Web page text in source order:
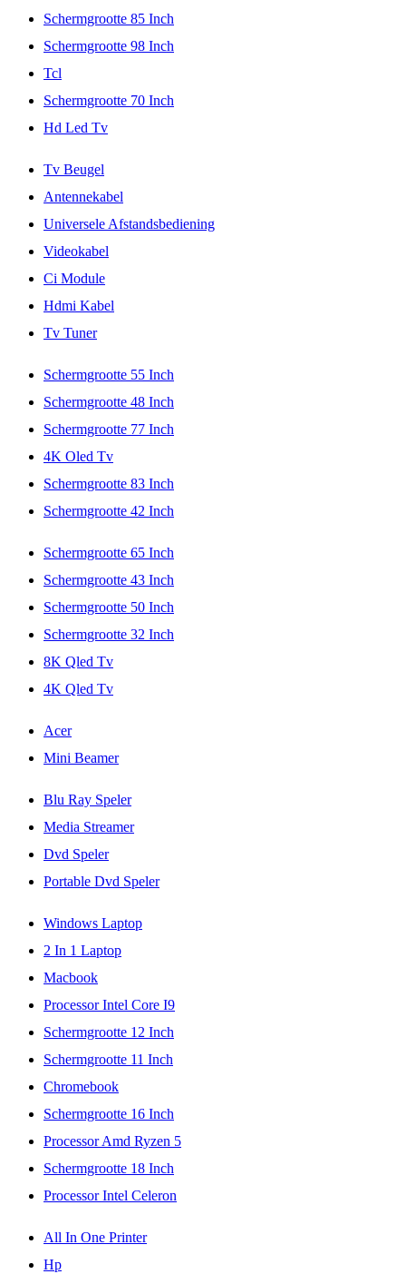
Schermgrootte 85 Inch
Schermgrootte 98 Inch
Tcl
Schermgrootte 70 Inch
Hd Led Tv
Tv Beugel
Antennekabel
Universele Afstandsbediening
Videokabel
Ci Module
Hdmi Kabel
Tv Tuner
Schermgrootte 55 Inch
Schermgrootte 48 Inch
Schermgrootte 77 Inch
4K Oled Tv
Schermgrootte 83 Inch
Schermgrootte 42 Inch
Schermgrootte 65 Inch
Schermgrootte 43 Inch
Schermgrootte 50 Inch
Schermgrootte 32 Inch
8K Qled Tv
4K Qled Tv
Acer
Mini Beamer
Blu Ray Speler
Media Streamer
Dvd Speler
Portable Dvd Speler
Windows Laptop
2 In 1 Laptop
Macbook
Processor Intel Core I9
Schermgrootte 12 Inch
Schermgrootte 11 Inch
Chromebook
Schermgrootte 16 Inch
Processor Amd Ryzen 5
Schermgrootte 18 Inch
Processor Intel Celeron
All In One Printer
Hp